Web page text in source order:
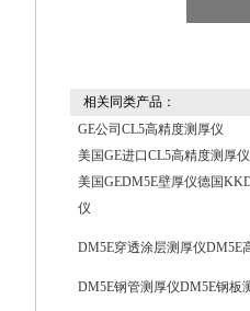
相关同类产品：
GE公司CL5高精度测厚仪
美国GE进口CL5高精度测厚仪
美国GEDM5E壁厚仪德国
仪
DM5E穿透涂层测厚仪DM5E
DM5E钢管测厚仪DM5E钢板